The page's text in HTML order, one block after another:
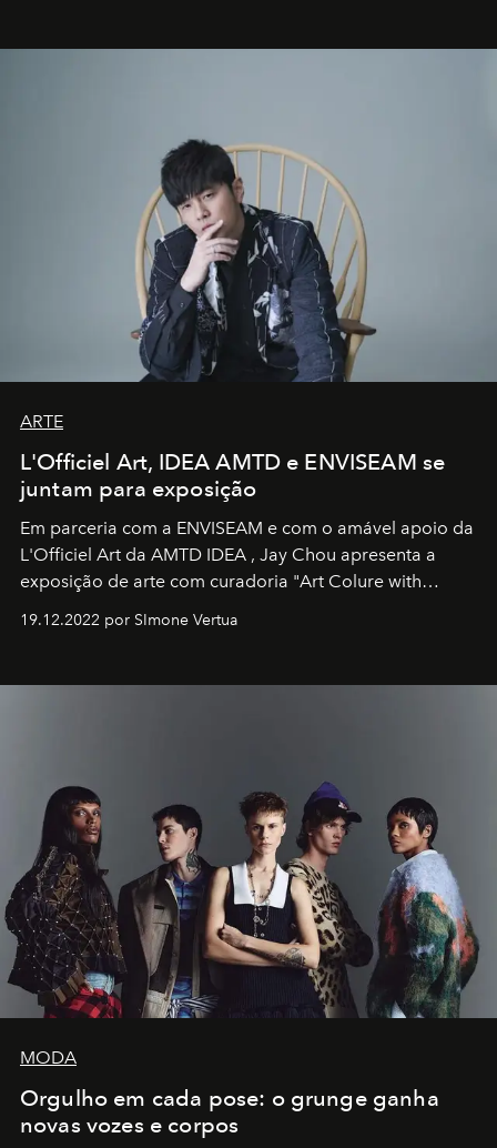
ARTE
L'Officiel Art, IDEA AMTD e ENVISEAM se
juntam para exposição
Em parceria com a ENVISEAM e com o amável apoio da
L'Officiel Art da AMTD IDEA , Jay Chou apresenta a
exposição de arte com curadoria "Art Colure with
19.12.2022 por SImone Vertua
MODA
Orgulho em cada pose: o grunge ganha
novas vozes e corpos